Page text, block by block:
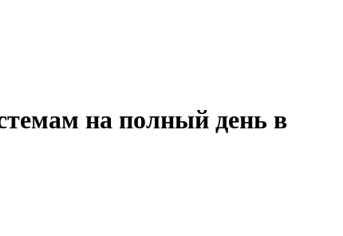
на полный день в